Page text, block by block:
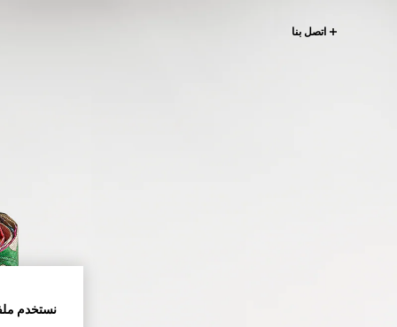
اتصل بنا
نستخدم